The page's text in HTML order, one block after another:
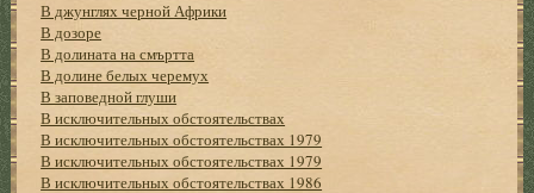
В джунглях черной Африки
В дозоре
В долината на смъртта
В долине белых черемух
В заповедной глуши
В исключительных обстоятельствах
В исключительных обстоятельствах 1979
В исключительных обстоятельствах 1979
В исключительных обстоятельствах 1986